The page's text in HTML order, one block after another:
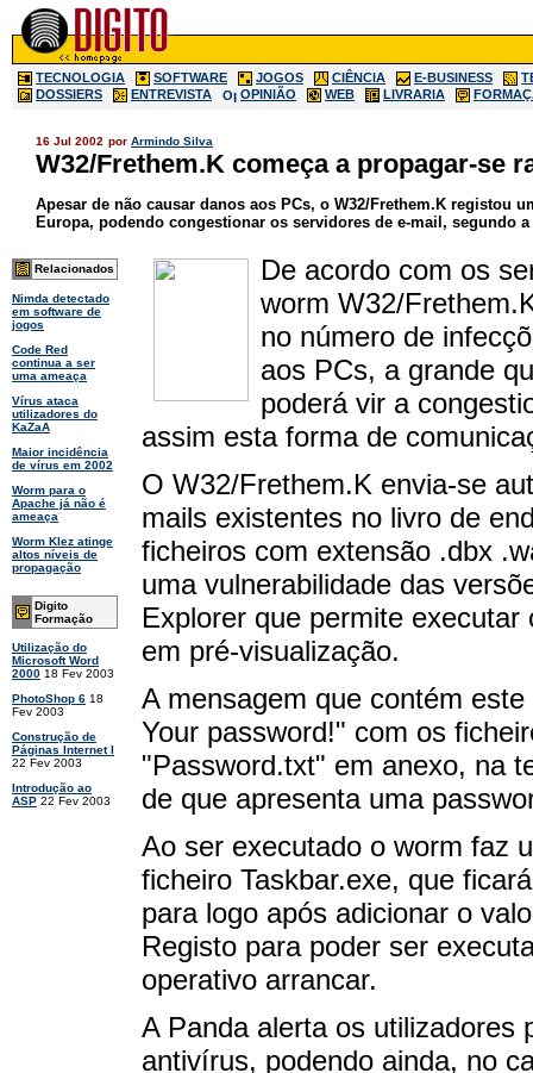
TECNOLOGIA SOFTWARE JOGOS CIÊNCIA E-BUSINESS
DOSSIERS
ENTREVISTA OPINIÃO WEB LIVRARIA
16 Jul 2002 por Armindo Silva
W32/Frethem.K começa a propagar-se
Apesar de não causar danos aos PCs, o W32/Frethem.K registou
Europa, podendo congestionar os servidores de e-mail, segundo a
Relacionados
Nimda detectado
em software de
jogos
Code Red
continua a ser
uma ameaça
Vírus ataca
utilizadores do
KaZaA
Maior incidência
de vírus em 2002
Worm para o
Apache já não é
ameaça
Worm Klez atinge
altos níveis de
propagação
Digito
Formação
Utilização do
Microsoft Word
2000 18 Fev 2003
PhotoShop 6 18
Fev 2003
Construção de
Páginas Internet I
22 Fev 2003
Introdução ao
ASP 22 Fev 2003
De acordo com os
worm W32/
no número de
aos PCs, a grande
poderá vir a
assim esta forma de
O W32/Frethem.K envia-se
mails existentes no livro de
ficheiros com extensão .dbx
uma vulnerabilidade das
Explorer que permite
em pré-visualização.
A mensagem que contém
Your password!" com os
"Password.txt" em anexo, na
de que apresenta uma
Ao ser executado o worm faz
ficheiro Taskbar.exe, que
para logo após adicionar o
Registo para poder ser
operativo arrancar.
A Panda alerta os utilizadores
antivírus, podendo ainda, no